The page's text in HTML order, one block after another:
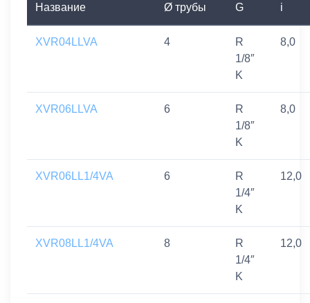
Название
Ø трубы
G i
XVR04LLVA 4
R
1/8″
K
8,0
XVR06LLVA 6
R
1/8″
K
8,0
XVR06LL1/4VA 6
R
1/4″
K
12,0
XVR08LL1/4VA 8
R
1/4″
K
12,0